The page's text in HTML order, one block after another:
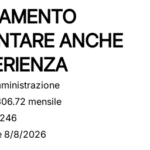
ANCHE
mensile
8/8/2026